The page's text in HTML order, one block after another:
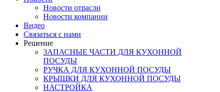
Новости отрасли
Новости компании
Видео
Связаться с нами
Решение
ЗАПАСНЫЕ ЧАСТИ ДЛЯ КУХОННОЙ
ПОСУДЫ
РУЧКА ДЛЯ КУХОННОЙ ПОСУДЫ
КРЫШКИ ДЛЯ КУХОННОЙ ПОСУДЫ
НАСТРОЙКА